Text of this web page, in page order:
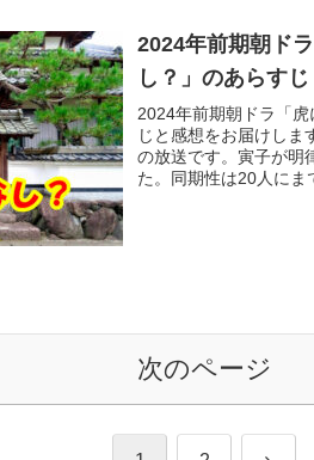
2024年前期朝ド
し？」のあらす
2024年前期朝ドラ「
じと感想をお届けし
の放送です。寅子が明
た。同期性は20人にま
次のページ